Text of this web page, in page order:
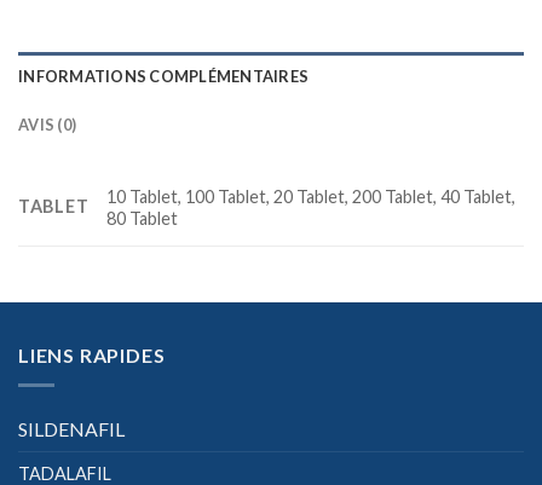
INFORMATIONS COMPLÉMENTAIRES
AVIS (0)
TABLET
10 Tablet, 100 Tablet, 20 Tablet, 200 Tablet, 40 Tablet,
80 Tablet
LIENS RAPIDES
SILDENAFIL
TADALAFIL